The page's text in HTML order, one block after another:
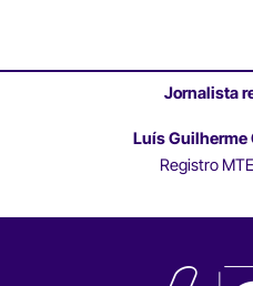
Jornalista
Luís Guilherme
Registro